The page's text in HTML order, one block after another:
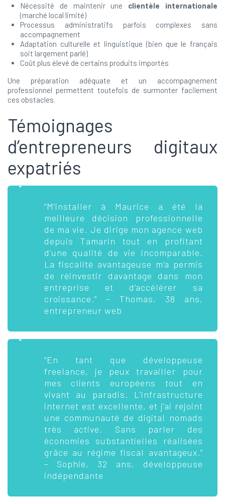
Nécessité de maintenir une clientèle internationale
(marché local limité)
Processus administratifs parfois complexes sans
accompagnement
Adaptation culturelle et linguistique (bien que le français
soit largement parlé)
Coût plus élevé de certains produits importés
Une préparation adéquate et un accompagnement
professionnel permettent toutefois de surmonter facilement
ces obstacles.
Témoignages
d’entrepreneurs digitaux
expatriés
“M’installer à Maurice a été la
meilleure décision professionnelle
de ma vie. Je dirige mon agence web
depuis Tamarin tout en profitant
d’une qualité de vie incomparable.
La fiscalité avantageuse m’a permis
de réinvestir davantage dans mon
entreprise et d’accélérer sa
croissance.” – Thomas, 38 ans,
entrepreneur web
“En tant que développeuse
freelance, je peux travailler pour
mes clients européens tout en
vivant au paradis. L’infrastructure
internet est excellente, et j’ai rejoint
une communauté de digital nomads
très active. Sans parler des
économies substantielles réalisées
grâce au régime fiscal avantageux.”
– Sophie, 32 ans, développeuse
indépendante